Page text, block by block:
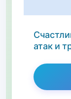
атак и